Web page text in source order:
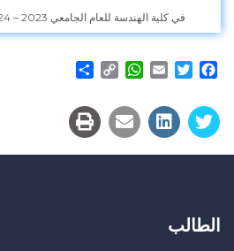
في كلية الهندسة للعام الجامعي 2023 – 2024
Facebook
Twitter
Email
WhatsApp
Copy
الطالب